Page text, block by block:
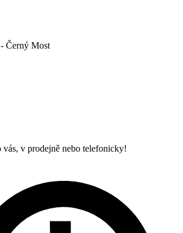
Černý Most
vás, v prodejně nebo telefonicky!